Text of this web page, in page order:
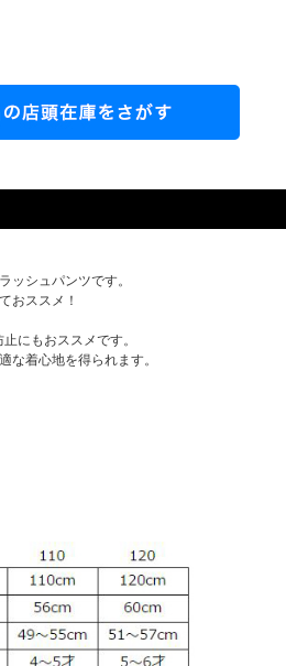
ッシュパンツです。
おススメ！
にもおススメです。
な着心地を得られます。